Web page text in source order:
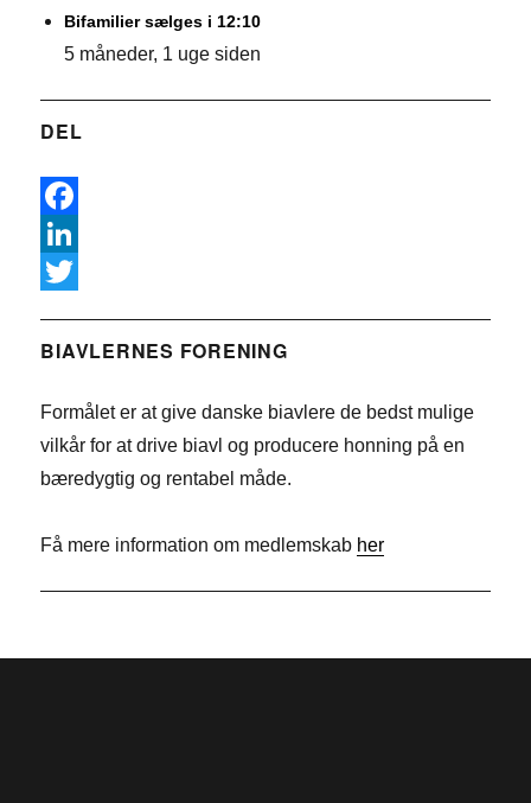
Bifamilier sælges i 12:10
5 måneder, 1 uge siden
DEL
F
a
e
o
L
n
e
n
w
t
r
BIAVLERNES FORENING
Formålet er at give danske biavlere de bedst mulige
vilkår for at drive biavl og producere honning på en
bæredygtig og rentabel måde.
Få mere information om medlemskab her